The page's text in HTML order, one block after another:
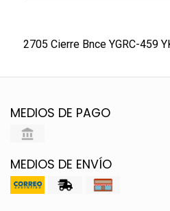
2705 Cierre Bnce YGRC-459
MEDIOS DE PAGO
MEDIOS DE ENVÍO